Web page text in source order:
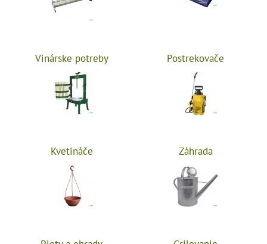
Vinárske potreby Postrekovače
Kvetináče Záhrada